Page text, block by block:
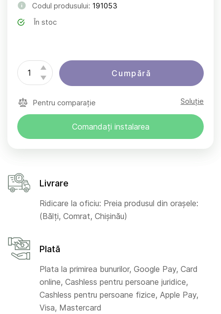
Codul produsului: 191053
În stoc
Cumpără
Pentru comparație Soluție
Comandați instalarea
Livrare
Ridicare la oficiu: Preia produsul din orașele:
(Bălți, Comrat, Chișinău)
Plată
Plata la primirea bunurilor, Google Pay, Card
online, Cashless pentru persoane juridice,
Cashless pentru persoane fizice, Apple Pay,
Visa, Mastercard